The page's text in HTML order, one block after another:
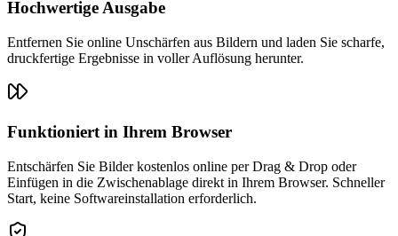
Hochwertige Ausgabe
Entfernen Sie online Unschärfen aus Bildern und laden Sie scharfe,
druckfertige Ergebnisse in voller Auflösung herunter.
Funktioniert in Ihrem Browser
Entschärfen Sie Bilder kostenlos online per Drag & Drop oder
Einfügen in die Zwischenablage direkt in Ihrem Browser. Schneller
Start, keine Softwareinstallation erforderlich.